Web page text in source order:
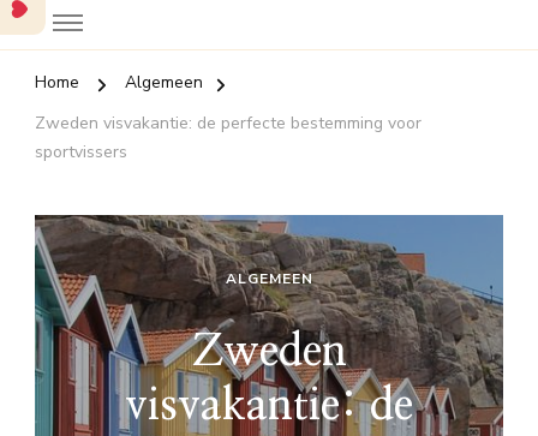
Home
Algemeen
Zweden visvakantie: de perfecte bestemming voor
sportvissers
ALGEMEEN
Zweden
visvakantie: de